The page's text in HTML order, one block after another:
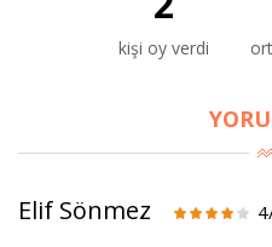
kişi oy verdi
Elif Sönmez